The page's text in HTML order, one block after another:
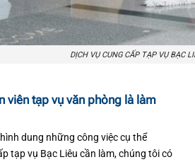
DỊCH VỤ CUNG CẤP TẠP VỤ BẠC
viên tạp vụ văn phòng là làm
dung những công việc cụ thể
tạp vụ Bạc Liêu cần làm, chúng tôi có